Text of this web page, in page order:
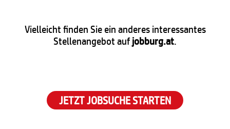
Vielleicht finden Sie ein anderes interessantes
Stellenangebot aufjobburg.at.
JETZT JOBSUCHE STARTEN